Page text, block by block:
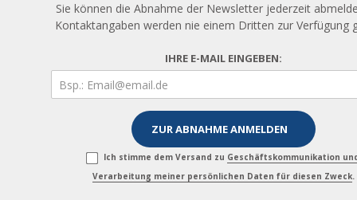
Sie können die Abnahme der Newsletter jederzeit
Kontaktangaben werden nie einem Dritten zur Verfügung
IHRE E-MAIL EINGEBEN:
Ich stimme dem Versand zu Geschäftskommunikation
Verarbeitung meiner persönlichen Daten für diesen Zweck.